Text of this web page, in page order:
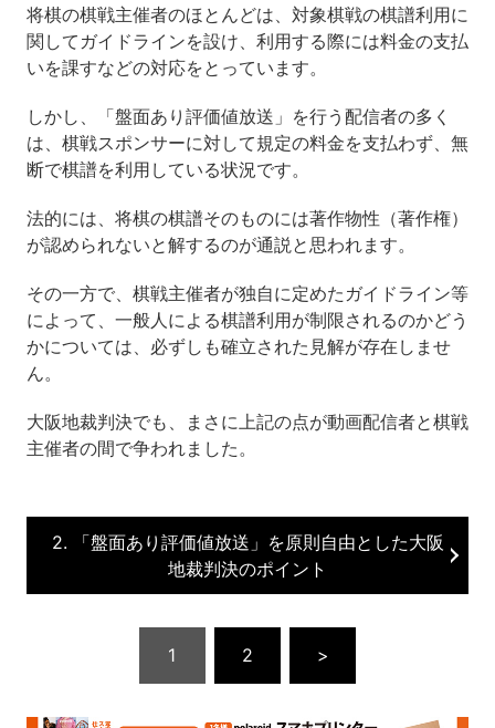
将棋の棋戦主催者のほとんどは、対象棋戦の棋譜利用に
関してガイドラインを設け、利用する際には料金の支払
いを課すなどの対応をとっています。
しかし、「盤面あり評価値放送」を行う配信者の多く
は、棋戦スポンサーに対して規定の料金を支払わず、無
断で棋譜を利用している状況です。
法的には、将棋の棋譜そのものには著作物性（著作権）
が認められないと解するのが通説と思われます。
その一方で、棋戦主催者が独自に定めたガイドライン等
によって、一般人による棋譜利用が制限されるのかどう
かについては、必ずしも確立された見解が存在しませ
ん。
大阪地裁判決でも、まさに上記の点が動画配信者と棋戦
主催者の間で争われました。
2. 「盤面あり評価値放送」を原則自由とした大阪
地裁判決のポイント
1 2 >